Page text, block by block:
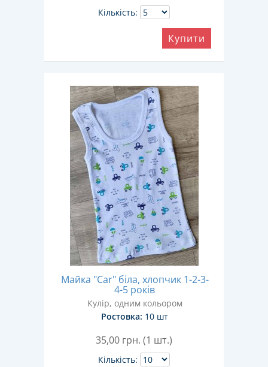
Кількість:
Купити
Майка "Car" біла, хлопчик 1-2-3-
4-5 років
Кулір, одним кольором
Ростовка: 10 шт
35,00 грн. (1 шт.)
Кількість: